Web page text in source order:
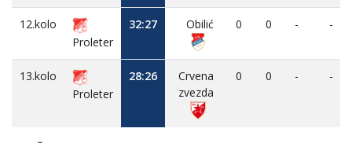
12.kolo
Proleter
32:27 Obilić 0 0 - -
13.kolo
Proleter
28:26
Crvena
zvezda
0 0 - -